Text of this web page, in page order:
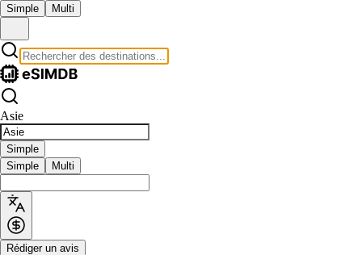
Simple Multi
Asie
Simple
Simple
Multi
Rédiger un avis